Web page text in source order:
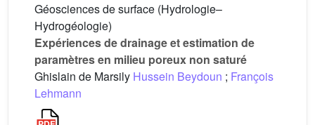
Géosciences de surface (Hydrologie–
Hydrogéologie)
Expériences de drainage et estimation de
paramètres en milieu poreux non saturé
Ghislain de Marsily Hussein Beydoun ; François
Lehmann